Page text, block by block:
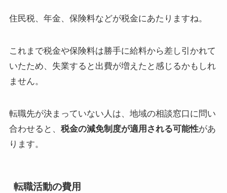
住民税、年金、保険料などが税金にあたりますね。
これまで税金や保険料は勝手に給料から差し引かれて
いたため、失業すると出費が増えたと感じるかもしれ
ません。
転職先が決まっていない人は、地域の相談窓口に問い
合わせると、 税金の減免制度が適用される可能性があ
ります。
転職活動の費用